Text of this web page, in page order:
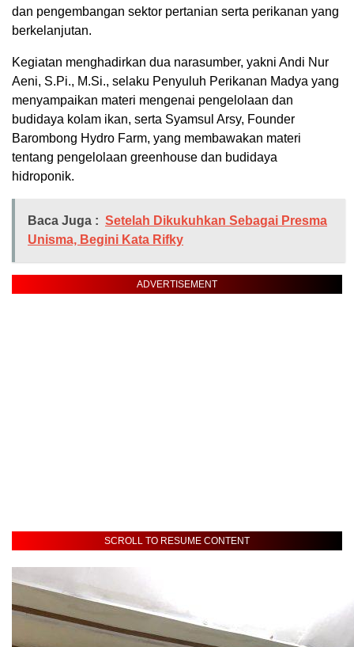
dan pengembangan sektor pertanian serta perikanan yang
berkelanjutan.
Kegiatan menghadirkan dua narasumber, yakni Andi Nur
Aeni, S.Pi., M.Si., selaku Penyuluh Perikanan Madya yang
menyampaikan materi mengenai pengelolaan dan
budidaya kolam ikan, serta Syamsul Arsy, Founder
Barombong Hydro Farm, yang membawakan materi
tentang pengelolaan greenhouse dan budidaya
hidroponik.
Baca Juga : Setelah Dikukuhkan Sebagai Presma
Unisma, Begini Kata Rifky
ADVERTISEMENT
SCROLL TO RESUME CONTENT